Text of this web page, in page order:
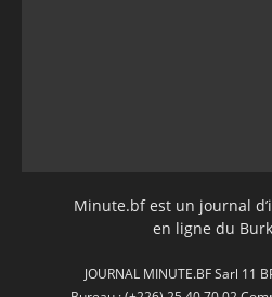
Minute.bf est un journal
en ligne du
JOURNAL MINUTE.BF Sarl 11